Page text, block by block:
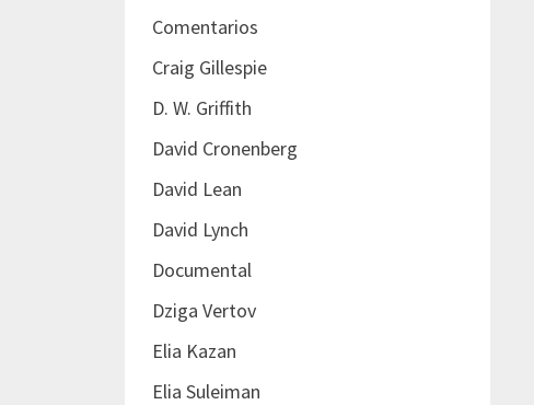
Comentarios
Craig Gillespie
D. W. Griffith
David Cronenberg
David Lean
David Lynch
Documental
Dziga Vertov
Elia Kazan
Elia Suleiman